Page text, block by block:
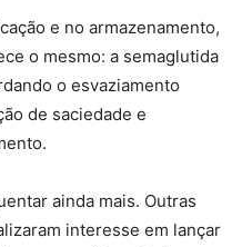
e no armazenamento,
o mesmo: a semaglutida
o esvaziamento
de saciedade e
ainda mais. Outras
interesse em lançar